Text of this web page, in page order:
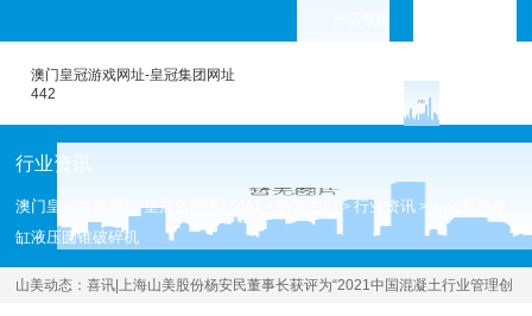
澳门皇冠游戏网址-皇冠集团网址
442
行业资讯
澳门皇冠游戏网址-皇冠集团网址442 >行业资讯 >
缸液压圆锥破碎机
山美动态：喜讯|上海山美股份杨安民董事长获评为“2021中国混凝土行业管理创